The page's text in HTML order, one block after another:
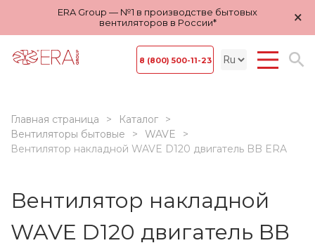
ERA Group — №1 в производстве бытовых
вентиляторов в России*
×
8 (800) 500-11-23
Главная страница
Каталог
Вентиляторы бытовые
WAVE
Вентилятор накладной WAVE D120 двигатель BB ERA
Вентилятор накладной
WAVE D120 двигатель BB